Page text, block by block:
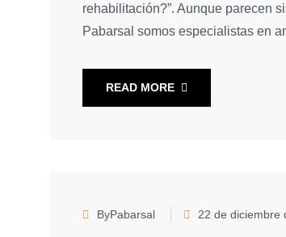
rehabilitación?”. Aunque parecen
Pabarsal somos especialistas en
READ MORE
ByPabarsal 22 de diciembre